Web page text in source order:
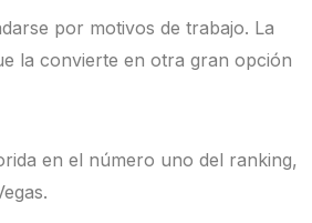
por motivos de trabajo. La
la convierte en otra gran opción
en el número uno del ranking,